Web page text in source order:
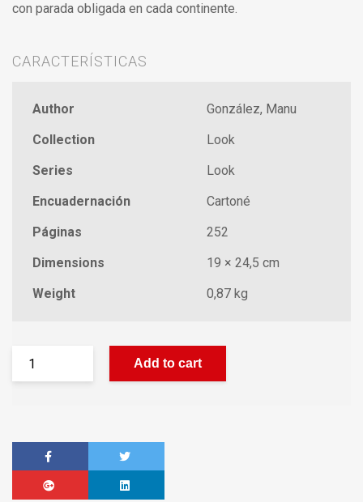
con parada obligada en cada continente.
CARACTERÍSTICAS
Author
González, Manu
Collection
Look
Series
Look
Encuadernación
Cartoné
Páginas
252
Dimensions
19 × 24,5 cm
Weight
0,87 kg
Add to cart